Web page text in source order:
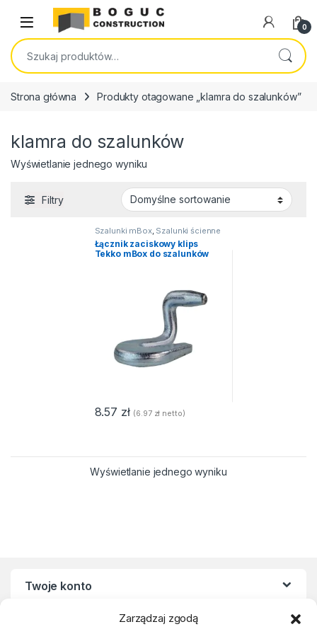
Zarządzaj zgodą
Skip to navigation
Skip to content
Open 0
Szukaj:
Strona główna Produkty otagowane „klamra do szalunków”
klamra do szalunków
Wyświetlanie jednego wyniku
Filtry
Szalunki mBox, Szalunki ścienne
Łącznik zaciskowy klips
Tekko mBox do szalunków
8.57 zł (6.97 zł netto)
Wyświetlanie jednego wyniku
Twoje konto